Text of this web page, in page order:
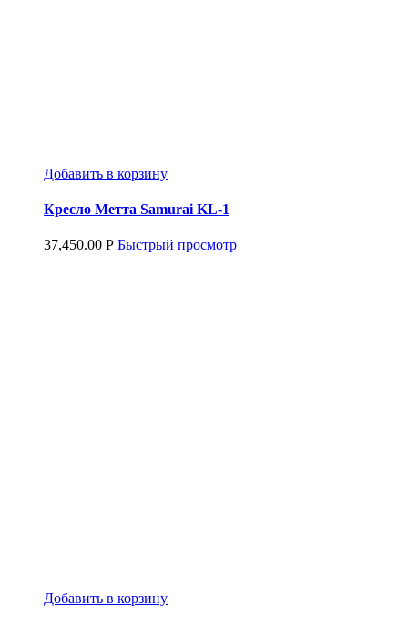
Добавить в корзину
Кресло Метта Samurai KL-1
37,450.00 Р Быстрый просмотр
Добавить в корзину